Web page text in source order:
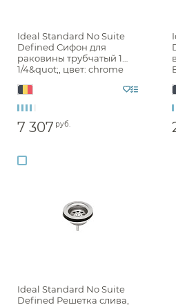
Держатели
Ideal Standard No Suite
Defined Сифон для
раковины трубчатый 1
1/4&quot;, цвет: chrome
7 307 руб.
Ideal Standard No Suite
Defined Решетка слива,